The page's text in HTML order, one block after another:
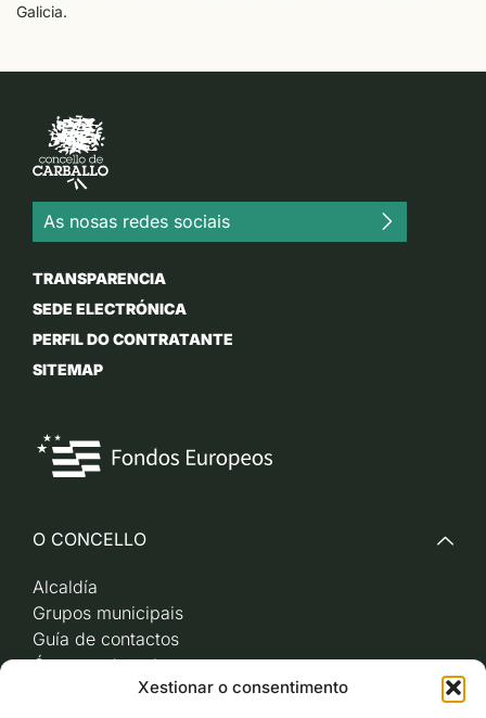
Xestionar o consentimento
Galicia.
As nosas redes sociais
TRANSPARENCIA
SEDE ELECTRÓNICA
PERFIL DO CONTRATANTE
SITEMAP
O CONCELLO
Alcaldía
Grupos municipais
Guía de contactos
Órganos de goberno
Acceso a videoactas